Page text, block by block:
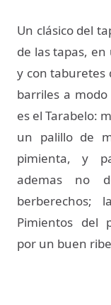
Un clásico del
de las tapas,
y con taburetes
barriles a
es el Tarabelo:
un palillo de
pimienta, y
ademas no
berberechos;
Pimientos del
por un buen